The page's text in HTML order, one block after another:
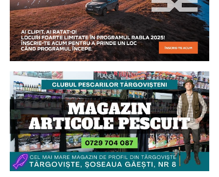
Ionuț Parghel
2de 2